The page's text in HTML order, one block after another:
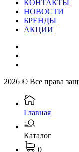
КОНТАКТЫ
НОВОСТИ
БРЕНДЫ
АКЦИИ
2026 © Все права
Главная
Каталог
0